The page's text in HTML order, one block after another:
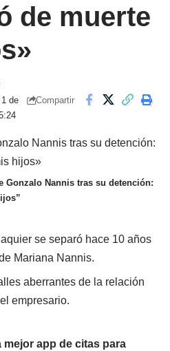
de muerte
de
Compartir
Gonzalo Nannis tras su detención:
se separó hace 10 años
Mariana Nannis.
aberrantes de la relación
empresario.
mejor app de citas para